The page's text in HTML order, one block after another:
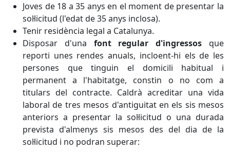
Joves de 18 a 35 anys en el moment de presentar la
sol·licitud (l'edat de 35 anys inclosa).
Tenir residència legal a Catalunya.
Disposar d'una font regular d'ingressosque
reporti unes rendes anuals, incloent-hi els de les
persones que tinguin el domicili habitual i
permanent a l'habitatge, constin o no com a
titulars del contracte. Caldrà acreditar una vida
laboral de tres mesos d'antiguitat en els sis mesos
anteriors a presentar la sol·licitud o una durada
prevista d'almenys sis mesos des del dia de la
sol·licitud i no podran superar: